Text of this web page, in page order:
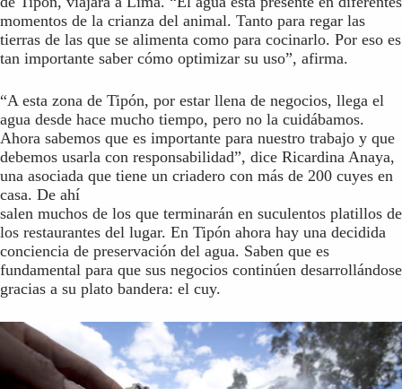
momentos de la crianza del animal. Tanto para regar las
tierras de las que se alimenta como para cocinarlo. Por eso es
tan importante saber cómo optimizar su uso”, afirma.
“A esta zona de Tipón, por estar llena de negocios, llega el
agua desde hace mucho tiempo, pero no la cuidábamos.
Ahora sabemos que es importante para nuestro trabajo y que
debemos usarla con responsabilidad”, dice Ricardina Anaya,
una asociada que tiene un criadero con más de 200 cuyes en
casa. De ahí
salen muchos de los que terminarán en suculentos platillos de
los restaurantes del lugar. En Tipón ahora hay una decidida
conciencia de preservación del agua. Saben que es
fundamental para que sus negocios continúen desarrollándose
gracias a su plato bandera: el cuy.